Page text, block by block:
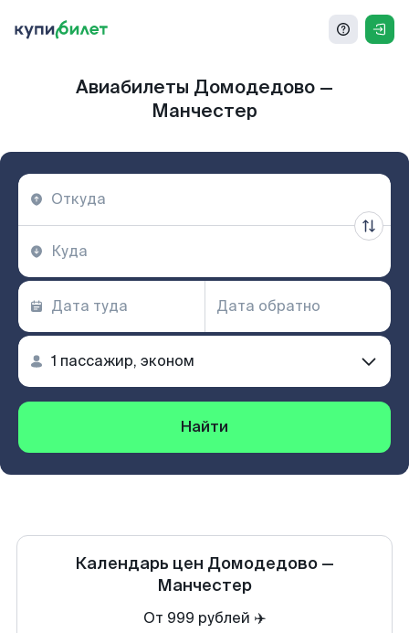
Авиабилеты Домодедово —
Манчестер
Найти
Календарь цен Домодедово —
Манчестер
От 999 рублей ✈️